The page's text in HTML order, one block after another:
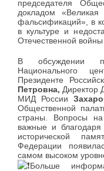
председателя
докладом
фальсификаций», в
в культуре и
Отечественной войны
В обсуждении
Национального
Президенте
Петровна, Директор
МИД России
Общественной
страны. Вопросы
важные и
исторической
Федерации
самом высоком
Больше